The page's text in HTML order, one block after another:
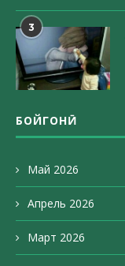
3
БОЙГОНӢ
Май 2026
Апрель 2026
Март 2026